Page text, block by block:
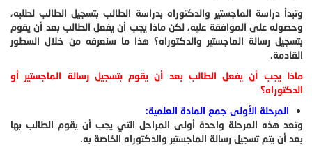
وتبدأ دراسة الماجستير والدكتوراه بدراسة الطالب بتسجيل الطالب لطلبه،
وحصوله على الموافقة عليه، لكن ماذا يجب أن يفعل الطالب بعد أن يقوم
بتسجيل رسالة الماجستير والدكتوراه؟ هذا ما سنعرفه من خلال السطور
القادمة.
ماذا يجب أن يفعل الطالب بعد أن يقوم بتسجيل رسالة الماجستير أو
الدكتوراه؟
المرحلة الأولى جمع المادة العلمية:
وتعد هذه المرحلة واحدة أولى المراحل التي يجب أن يقوم الطالب بها
بعد أن يتم تسجيل رسالة الماجستير والدكتوراه الخاصة به.